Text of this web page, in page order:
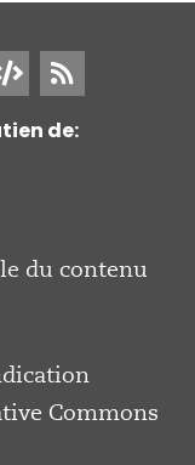
de:
du contenu
Commons